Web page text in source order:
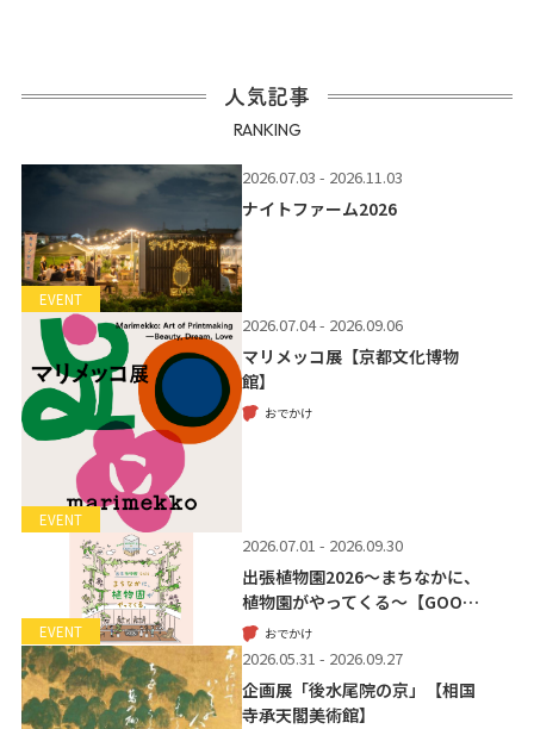
人気記事
RANKING
EVENT
2026.07.03 - 2026.11.03
ナイトファーム2026
EVENT
2026.07.04 - 2026.09.06
マリメッコ展【京都文化博物
館】
おでかけ
EVENT
2026.07.01 - 2026.09.30
出張植物園2026～まちなかに、
植物園がやってくる～【GOO…
おでかけ
2026.05.31 - 2026.09.27
企画展「後水尾院の京」【相国
寺承天閣美術館】